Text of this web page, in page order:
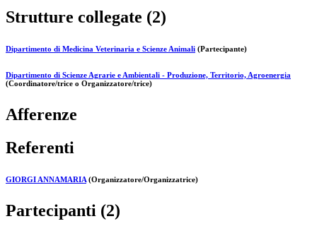
Strutture collegate (2)
Dipartimento di Medicina Veterinaria e Scienze Animali (Partecipante)
Dipartimento di Scienze Agrarie e Ambientali - Produzione, Territorio, Agroenergia
(Coordinatore/trice o Organizzatore/trice)
Afferenze
Referenti
GIORGI ANNAMARIA (Organizzatore/Organizzatrice)
Partecipanti (2)